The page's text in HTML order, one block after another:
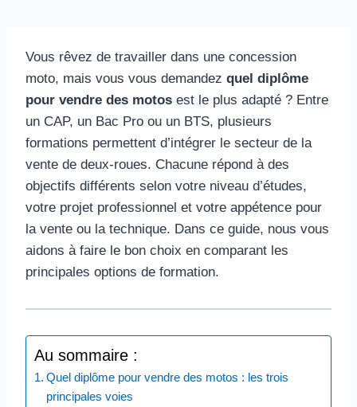
Vous rêvez de travailler dans une concession
moto, mais vous vous demandez quel diplôme
pour vendre des motos est le plus adapté ? Entre
un CAP, un Bac Pro ou un BTS, plusieurs
formations permettent d’intégrer le secteur de la
vente de deux-roues. Chacune répond à des
objectifs différents selon votre niveau d’études,
votre projet professionnel et votre appétence pour
la vente ou la technique. Dans ce guide, nous vous
aidons à faire le bon choix en comparant les
principales options de formation.
Au sommaire :
Quel diplôme pour vendre des motos : les trois
principales voies